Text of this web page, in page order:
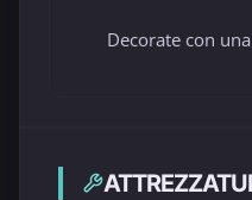
Decorate con